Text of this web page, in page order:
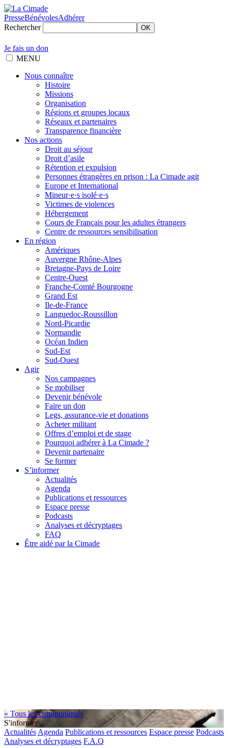
PresseBénévolesAdhérer
Rechercher
OK
Je fais un don
MENU
Nous connaître
Histoire
Missions
Organisation
Régions et groupes locaux
Réseaux et partenaires
Transparence financière
Nos actions
Droit au séjour
Droit d’asile
Rétention et expulsion
Personnes étrangères en prison : La Cimade agit
Europe et International
Mineur·e·s isolé·e·s
Victimes de violences
Hébergement
Cours de Français pour les adultes étrangers
Centre de ressources sensibilisation
En région
Amériques
Auvergne Rhône-Alpes
Bretagne-Pays de Loire
Centre-Ouest
Franche-Comté Bourgogne
Grand Est
Ile-de-France
Languedoc-Roussillon
Nord-Picardie
Normandie
Océan Indien
Sud-Est
Sud-Ouest
Agir
Nos campagnes
Se mobiliser
Devenir bénévole
Faire un don
Legs, assurance-vie et donations
Acheter militant
Offres d’emploi et de stage
Pourquoi adhérer à La Cimade ?
Devenir partenaire
Se former
S’informer
Actualités
Agenda
Publications et ressources
Espace presse
Podcasts
Analyses et décryptages
FAQ
Être aidé par la Cimade
« Tous les communiqués
S'informer
Actualités Agenda Publications et ressources Espace presse Podcasts
Analyses et décryptages F.A.Q